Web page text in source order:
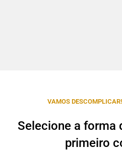
VAMOS DESCOMPLICAR!
Selecione a forma
primeiro